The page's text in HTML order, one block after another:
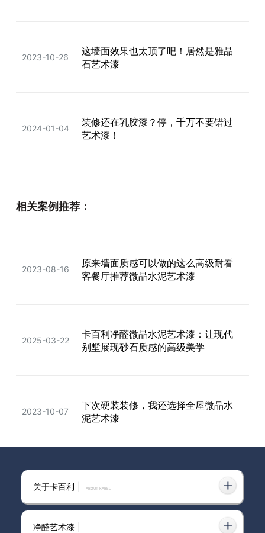
2023-10-26
这墙面效果也太顶了吧！居然是雅晶
石艺术漆
2024-01-04
装修还在乳胶漆？停，千万不要错过
艺术漆！
2023-11-17
艺术漆！
2025-12-10
后悔没早选！米兰丝绒艺术漆美到失
语...
2025-05-27
别再盲目跟风乳胶漆！装修墙面推荐
选卡百利蛋壳光艺术漆，颜值与实用
并存
相关案例推荐：
2023-08-16
原来墙面质感可以做的这么高级耐看
客餐厅推荐微晶水泥艺术漆
2025-03-22
卡百利净醛微晶水泥艺术漆：让现代
别墅展现砂石质感的高级美学
2023-10-07
下次硬装装修，我还选择全屋微晶水
泥艺术漆
2025-01-16
漆+奶油配色，营造高级质感家
关于卡百利 ABOUT KABEL
净醛艺术漆